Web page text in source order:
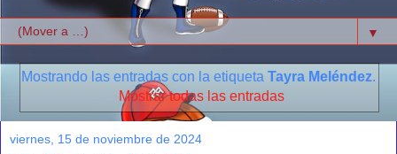
▼
Mostrando las entradas con la etiqueta Tayra Meléndez.
Mostrar todas las entradas
viernes, 15 de noviembre de 2024